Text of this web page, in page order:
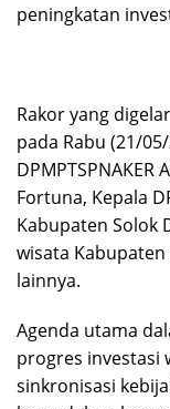
peningkatan
Rakor yang
pada Rabu (21/
Fortuna, Kepala
Kabupaten Solok
wisata
lainnya.
Agenda utama
progres investasi
sinkronisasi